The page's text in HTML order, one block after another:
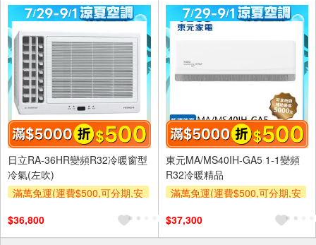
滿額折$500
滿額折$500
日立RA-36HR變頻R32冷暖窗型
冷氣(左吹)
滿萬免運(運費$500,可分期,安
及使用6期以上分期0利率,需付
基本安裝運費)
$36,800
東元MA/MS40IH-GA5 1-1變頻
R32冷暖精品
滿萬免運(運費$500,可分期,安
及使用6期以上分期0利率,需付
基本安裝運費)
$37,300